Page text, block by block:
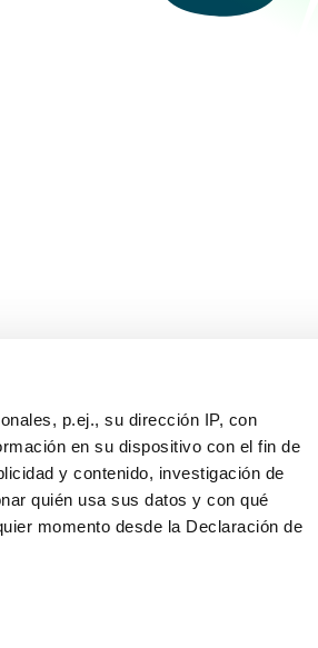
p.ej., su dirección IP, con
en su dispositivo con el fin de
y contenido, investigación de
quién usa sus datos y con qué
momento desde la Declaración de